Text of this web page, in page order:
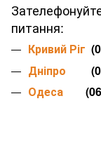
питання:
Кривий Ріг
Дніпро
Одеса